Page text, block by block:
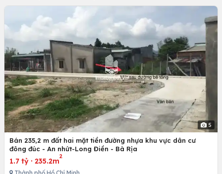
5
Bán 235,2 m đất hai mặt tiền đường nhựa khu vực dân cư
đông đúc - An nhứt-Long Điền - Bà Rịa
1.7 tỷ · 235.2m
2